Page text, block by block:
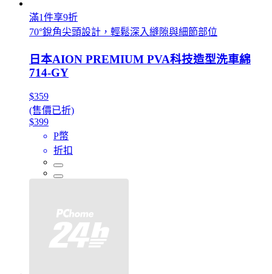
滿1件享9折
70°銳角尖頭設計，輕鬆深入縫隙與細節部位
日本AION PREMIUM PVA科技造型洗車綿
714-GY
$359
(售價已折)
$399
P幣
折扣